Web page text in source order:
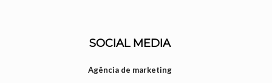
SOCIAL MEDIA
Agência de marketing